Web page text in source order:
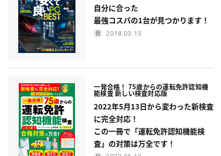
自分に合った
最強コスパの1台が見つかります！
2018.03.15
一発合格！ 75歳からの運転免許認知機
能検査 新しい検査対応版
2022年5月13日から変わった新検査
に完全対応！
この一冊で「運転免許認知機能検
査」の対策は万全です！